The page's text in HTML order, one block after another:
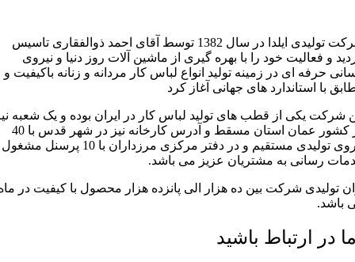
شرکت تولیدی ایلدا در سال 1382 توسط آقای احمد ذوالفقاری تاسیس
و فعالیت خود را با بهره گیری از ماشین آلات روز دنیا و نیروی
حرفه ای در زمینه تولید انواع لباس کار مردانه و زنانه باکیفیت و
با استاندارد های جهانی آغاز کرد
شرکت یکی از قطب های تولید لباس کار در ایران بوده و یک شعبه
در کشور عمان استان مسقط و آدرس کارخانه نیز در شهر قدس با 40
نیروی تولیدی مستقیم و در دفتر مرکزی مرزداران با 10 پرسنل مشغول
رسانی به مشتریان عزیز می باشد.
تولیدی شرکت بین ده هزار الی پانزده هزار محصول با کیفیت در
باشد.
در ارتباط باشید